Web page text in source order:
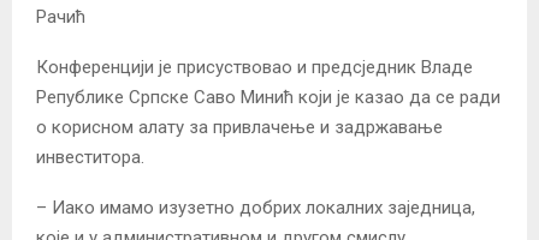
Рачић
Конференцији је присуствовао и предсједник Владе
Републике Српске Саво Минић који је казао да се ради
о корисном алату за привлачење и задржавање
инвеститора.
– Иако имамо изузетно добрих локалних заједница,